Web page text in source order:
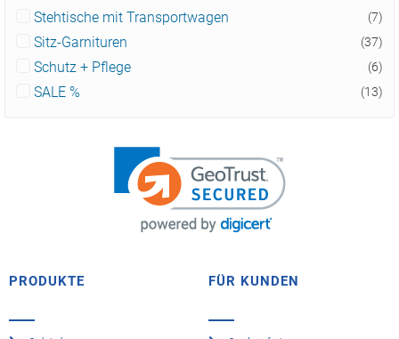
Stehtische mit Transportwagen (7)
Sitz-Garnituren (37)
Schutz + Pflege (6)
SALE % (13)
PRODUKTE FÜR KUNDEN